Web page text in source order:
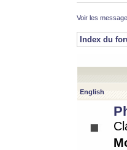
Voir les
Index du
English